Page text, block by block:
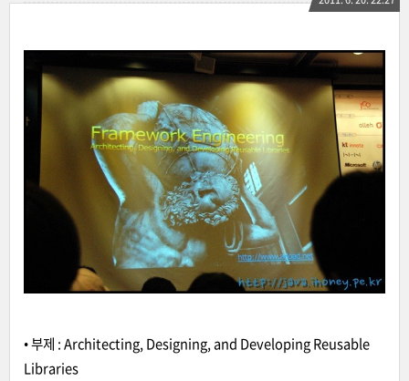
• 부제 : Architecting, Designing, and Developing Reusable
Libraries